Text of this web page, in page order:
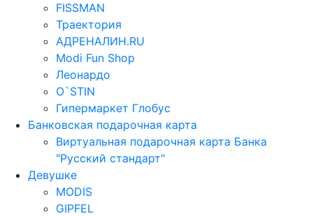
FISSMAN
Траектория
АДРЕНАЛИН.RU
Modi Fun Shop
Леонардо
O`STIN
Гипермаркет Глобус
Банковская подарочная карта
Виртуальная подарочная карта Банка
"Русский стандарт"
Девушке
MODIS
GIPFEL